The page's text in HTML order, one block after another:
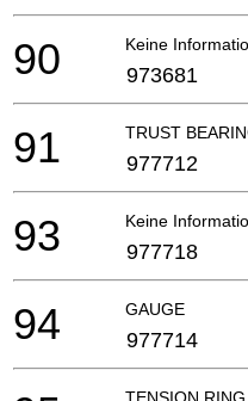
Keine
90 973681
TRUST
91 977712
Keine
93 977718
GAUGE
94 977714
TENSION RING